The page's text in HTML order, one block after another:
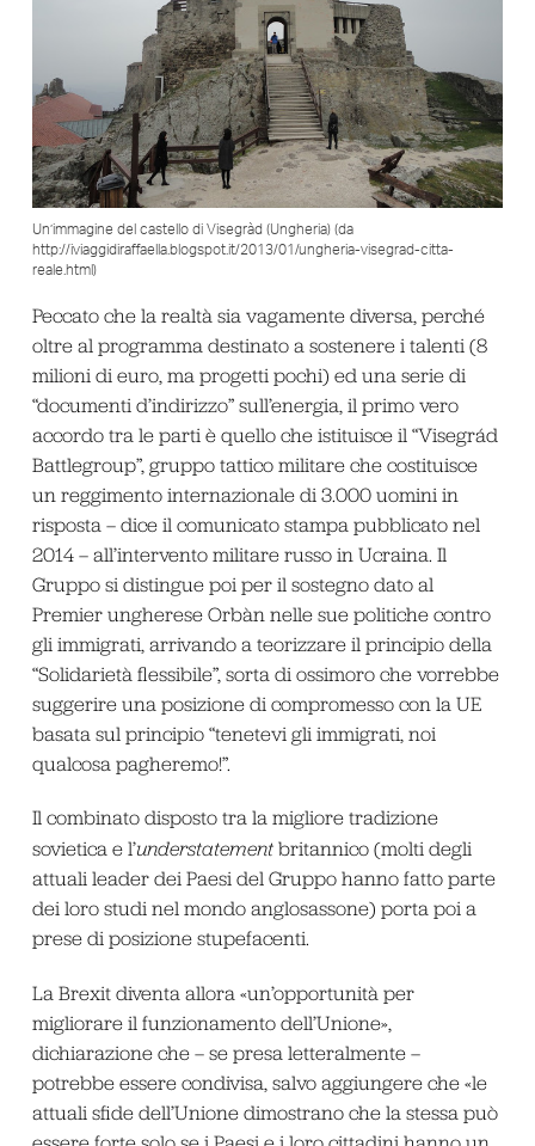
Un’immagine del castello di Visegràd (Ungheria) (da
http://iviaggidiraffaella.blogspot.it/2013/01/ungheria-visegrad-citta-
reale.html)
Peccato che la realtà sia vagamente diversa, perché
oltre al programma destinato a sostenere i talenti (8
milioni di euro, ma progetti pochi) ed una serie di
“documenti d’indirizzo” sull’energia, il primo vero
accordo tra le parti è quello che istituisce il “Visegrád
Battlegroup”, gruppo tattico militare che costituisce
un reggimento internazionale di 3.000 uomini in
risposta – dice il comunicato stampa pubblicato nel
2014 – all’intervento militare russo in Ucraina. Il
Gruppo si distingue poi per il sostegno dato al
Premier ungherese Orbàn nelle sue politiche contro
gli immigrati, arrivando a teorizzare il principio della
“Solidarietà flessibile”, sorta di ossimoro che vorrebbe
suggerire una posizione di compromesso con la UE
basata sul principio “tenetevi gli immigrati, noi
qualcosa pagheremo!”.
Il combinato disposto tra la migliore tradizione
sovietica e l’understatement britannico (molti degli
attuali leader dei Paesi del Gruppo hanno fatto parte
dei loro studi nel mondo anglosassone) porta poi a
prese di posizione stupefacenti.
La Brexit diventa allora «un’opportunità per
migliorare il funzionamento dell’Unione»,
dichiarazione che – se presa letteralmente –
potrebbe essere condivisa, salvo aggiungere che «le
attuali sfide dell’Unione dimostrano che la stessa può